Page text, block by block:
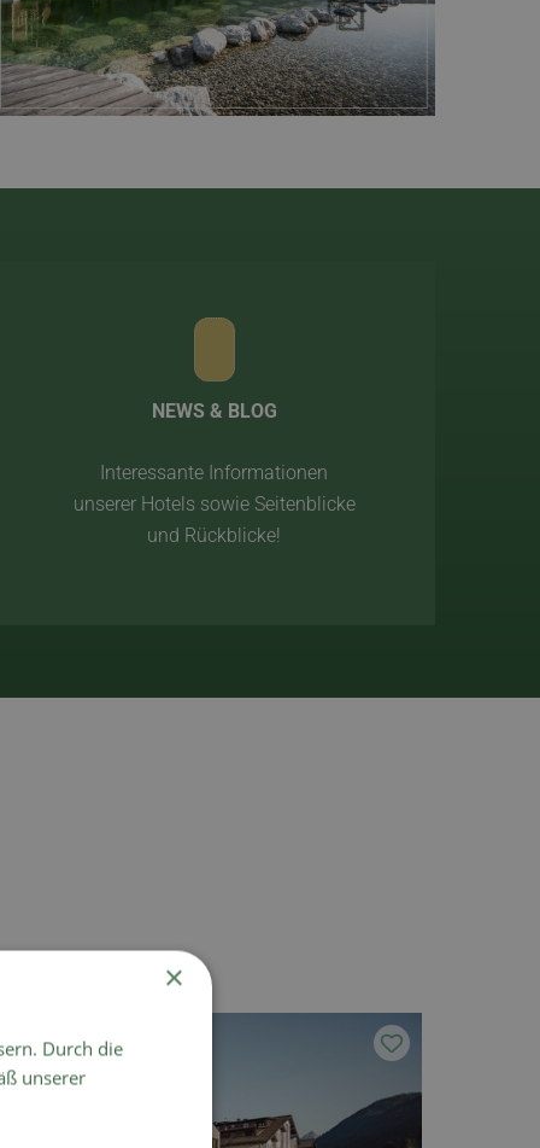
NEWS & BLOG
Interessante Informationen
unserer Hotels sowie Seitenblicke
und Rückblicke!
×
Durch die
unserer